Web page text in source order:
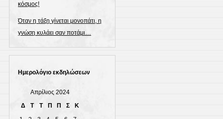
κόσμος!
Όταν η τάξη γίνεται μονοπάτι, η
γνώση κυλάει σαν ποτάμι…
Ημερολόγιο εκδηλώσεων
Απρίλιος 2024
Δ
Τ Τ Π Π Σ
Κ